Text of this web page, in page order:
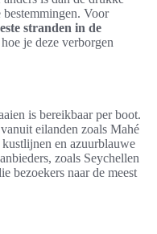
bestemmingen. Voor
stranden in de
je deze verborgen
is bereikbaar per boot.
eilanden zoals Mahé
en azuurblauwe
zoals Seychellen
bezoekers naar de meest